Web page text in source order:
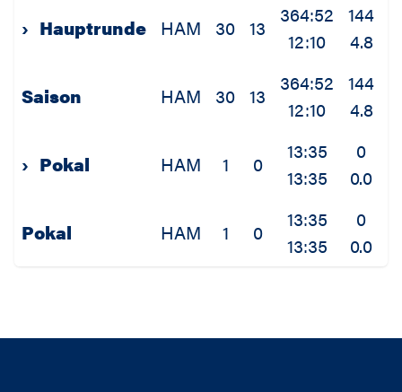
› Hauptrunde HAM 30 13
364:52
12:10
144
4.8
Saison HAM 30 13
364:52
12:10
144
4.8
› Pokal HAM 1 0
13:35
13:35
0
0.0
Pokal HAM 1 0
13:35
13:35
0
0.0